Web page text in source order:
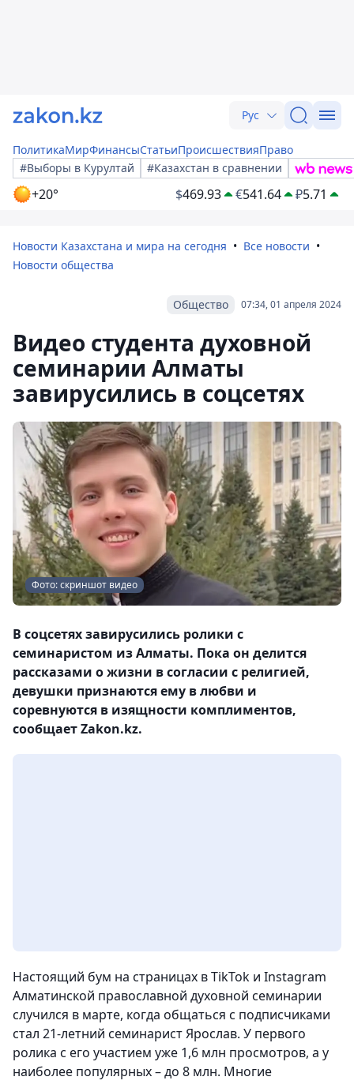
Рус
ПолитикаМирФинансыСтатьиПроисшествияПраво
#Выборы в Курултай
#Казахстан в сравнении
+20° $469.93 €541.64 ₽5.71
Новости Казахстана и мира на сегодня
Все новости
Новости общества
07:34, 01 апреля 2024
Общество
Видео студента духовной
семинарии Алматы
завирусились в соцсетях
Фото: скриншот видео
В соцсетях завирусились ролики с
семинаристом из Алматы. Пока он делится
рассказами о жизни в согласии с религией,
девушки признаются ему в любви и
соревнуются в изящности комплиментов,
сообщает Zakon.kz.
Настоящий бум на страницах в TikTok и Instagram
Алматинской православной духовной семинарии
случился в марте, когда общаться с подписчиками
стал 21-летний семинарист Ярослав. У первого
ролика с его участием уже 1,6 млн просмотров, а у
наиболее популярных – до 8 млн. Многие